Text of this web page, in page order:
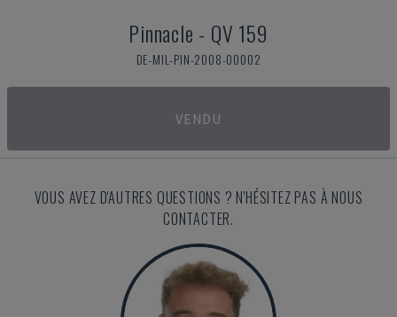
Pinnacle - QV 159
DE-MIL-PIN-2008-00002
VENDU
VOUS AVEZ D'AUTRES QUESTIONS ? N'HÉSITEZ PAS À NOUS
CONTACTER.